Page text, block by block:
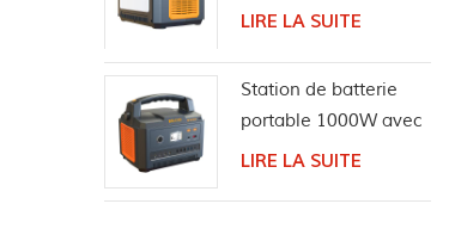
haut-parleur sans fil
LIRE LA SUITE
Station de batterie
portable 1000W avec
haut-parleur
LIRE LA SUITE